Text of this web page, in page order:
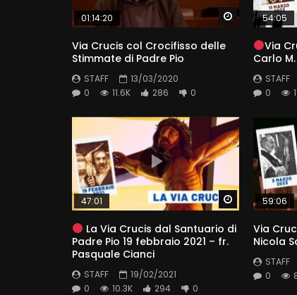
Watch Later
01:14:20
Via Crucis col Crocifisso delle
Stimmate di Padre Pio
STAFF
13/03/2020
0
11.6K 286 0
54:05
Via
Carlo
STAFF
0
Watch Later
47:01
La Via Crucis dal Santuario di
Padre Pio 19 febbraio 2021 – fr.
Pasquale Cianci
STAFF
19/02/2021
0
10.3K 294 0
59:06
Via
Nicola
STAFF
0